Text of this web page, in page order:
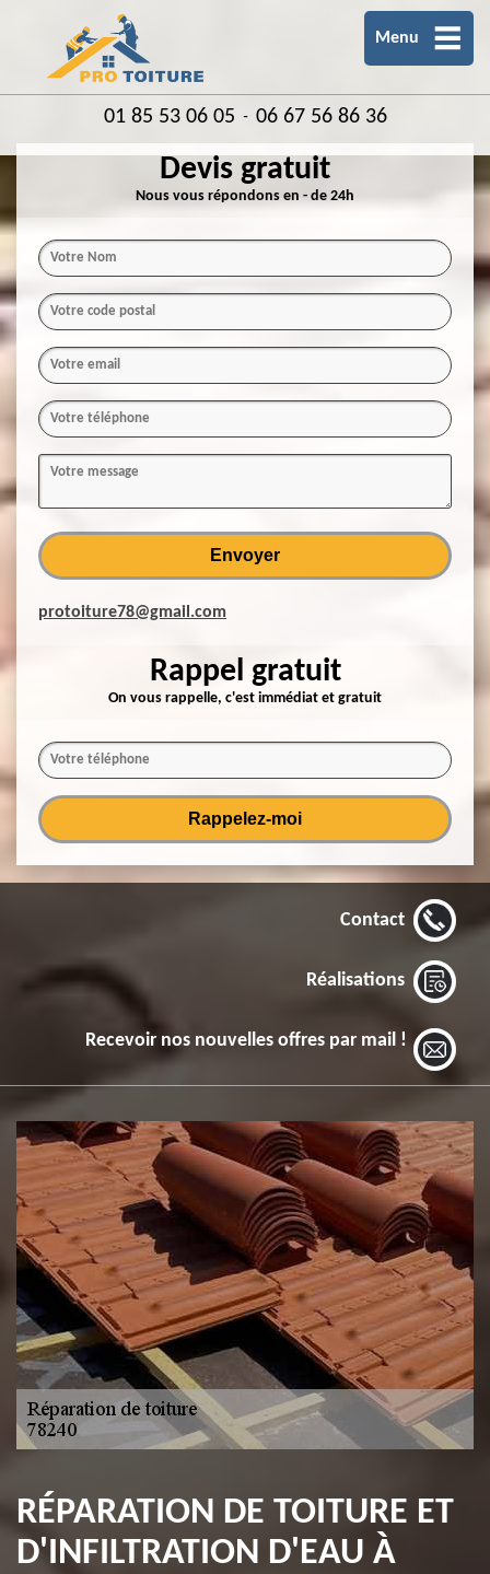
Menu
01 85 53 06 05 - 06 67 56 86 36
Devis gratuit
Nous vous répondons en - de 24h
protoiture78@gmail.com
Rappel gratuit
On vous rappelle, c'est immédiat et gratuit
Contact
Réalisations
Recevoir nos nouvelles offres par mail !
RÉPARATION DE TOITURE ET
D'INFILTRATION D'EAU À